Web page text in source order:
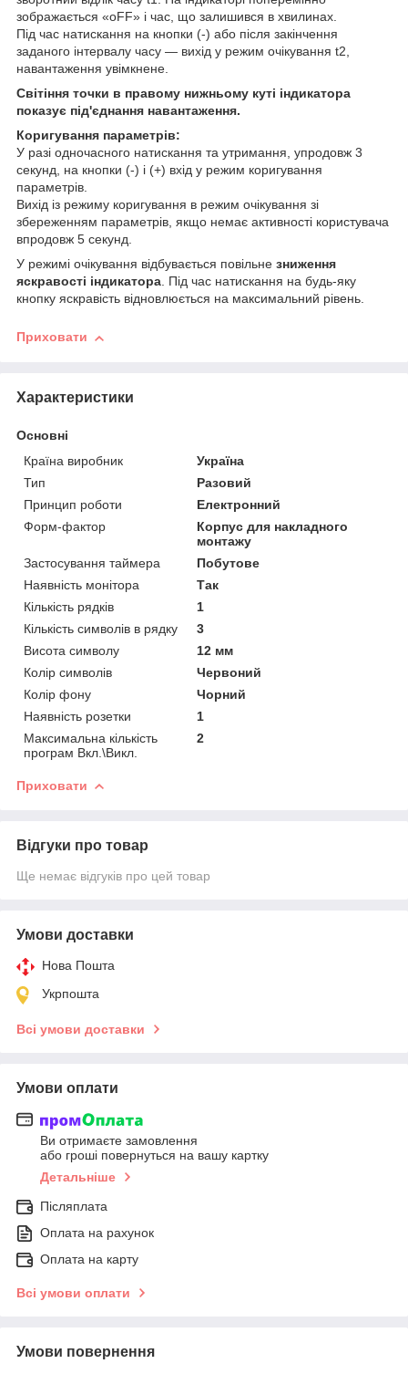
зображається «oFF» і час, що залишився в хвилинах.
Під час натискання на кнопки (-) або після закінчення
заданого інтервалу часу — вихід у режим очікування t2,
навантаження увімкнене.
Світіння точки в правому нижньому куті індикатора
показує під'єднання навантаження.
Коригування параметрів:
У разі одночасного натискання та утримання, упродовж 3
секунд, на кнопки (-) і (+) вхід у режим коригування
параметрів.
Вихід із режиму коригування в режим очікування зі
збереженням параметрів, якщо немає активності користувача
впродовж 5 секунд.
У режимі очікування відбувається повільне зниження
яскравості індикатора. Під час натискання на будь-яку
кнопку яскравість відновлюється на максимальний рівень.
Приховати
Характеристики
Основні
Країна виробник
Україна
Тип
Разовий
Принцип роботи
Електронний
Форм-фактор
Корпус для накладного
монтажу
Застосування таймера
Побутове
Наявність монітора
Так
Кількість рядків
1
Кількість символів в рядку
3
Висота символу
12 мм
Колір символів
Червоний
Колір фону
Чорний
Наявність розетки
1
Максимальна кількість
програм Вкл.\Викл.
2
Приховати
Відгуки про товар
Ще немає відгуків про цей товар
Умови доставки
Нова Пошта
Укрпошта
Всі умови доставки
Умови оплати
Ви отримаєте замовлення
або гроші повернуться на вашу картку
Детальніше
Післяплата
Оплата на рахунок
Оплата на карту
Всі умови оплати
Умови повернення